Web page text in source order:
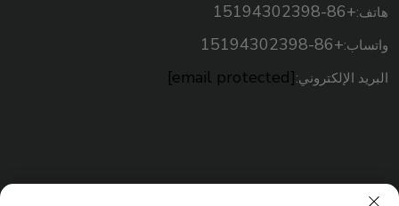
هاتف:+86-15194302398
واتساب:+86-15194302398
البريد الإلكتروني:[email protected]